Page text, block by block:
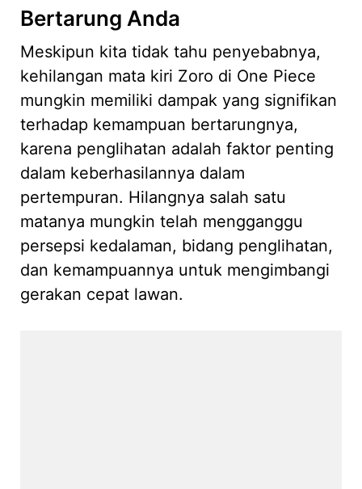
Bertarung Anda
Meskipun kita tidak tahu penyebabnya,
kehilangan mata kiri Zoro di One Piece
mungkin memiliki dampak yang signifikan
terhadap kemampuan bertarungnya,
karena penglihatan adalah faktor penting
dalam keberhasilannya dalam
pertempuran. Hilangnya salah satu
matanya mungkin telah mengganggu
persepsi kedalaman, bidang penglihatan,
dan kemampuannya untuk mengimbangi
gerakan cepat lawan.